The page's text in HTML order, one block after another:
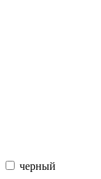
черный